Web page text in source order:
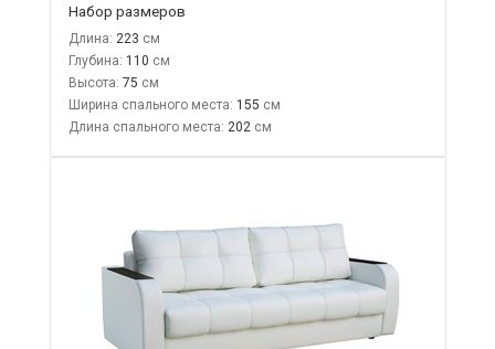
Набор размеров
Длина: 223
Глубина: 110
Высота: 75
Ширина спального места: 155
Длина спального места: 202